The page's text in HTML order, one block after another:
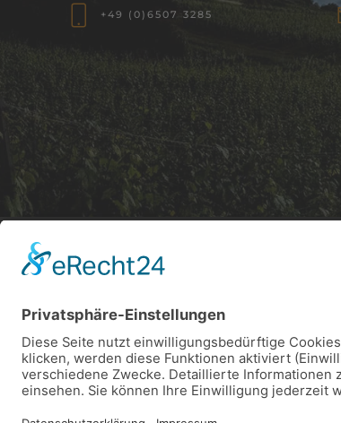
+49 (0)6507 3285
Euchariusstraße 35
54340 Leiwen/Mosel